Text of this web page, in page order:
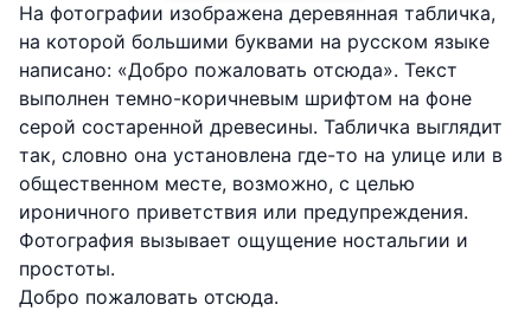
На фотографии изображена деревянная табличка,
на которой большими буквами на русском языке
написано: «Добро пожаловать отсюда». Текст
выполнен темно-коричневым шрифтом на фоне
серой состаренной древесины. Табличка выглядит
так, словно она установлена где-то на улице или в
общественном месте, возможно, с целью
ироничного приветствия или предупреждения.
Фотография вызывает ощущение ностальгии и
простоты.
Добро пожаловать отсюда.